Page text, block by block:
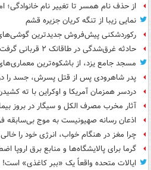
از حذف نام همسر تا تغییر نام خانوادگی؛
نمایی زیبا از تنگه کریان جزیره قشم
رکوردشکنی پیش‌فروش جدیدترین
حادثه غرق‌شدگی در طاقانک ۲ قربانی گرفت
مسجد جامع یزد، از باشکوه‌ترین
پدر شاهرودی پس از قتل پسرش، جسد را
دردسر همزمان آمریکا و اوکراین با ته
آثار مخرب مصرف الکل و سیگار در بروز
اذعان رسانه صهیونیست به موج بی‌سابقه
چرا مغز در هنگام خواب، انرژی خود را
گرما برای پالایشگاه‌ها و منابع برق اروپا
ایالات متحده واقعاً یک «ببر کاغذی» است!